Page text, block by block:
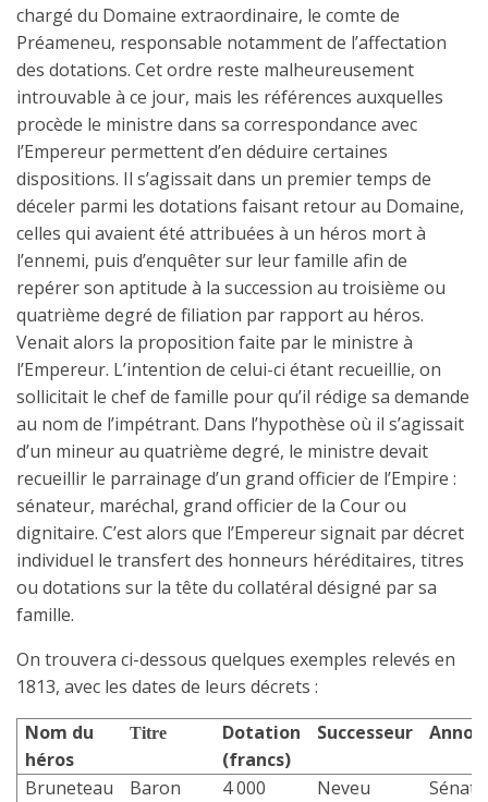
chargé du Domaine extraordinaire, le comte de
Préameneu, responsable notamment de l’affectation
des dotations. Cet ordre reste malheureusement
introuvable à ce jour, mais les références auxquelles
procède le ministre dans sa correspondance avec
l’Empereur permettent d’en déduire certaines
dispositions. Il s’agissait dans un premier temps de
déceler parmi les dotations faisant retour au Domaine,
celles qui avaient été attribuées à un héros mort à
l’ennemi, puis d’enquêter sur leur famille afin de
repérer son aptitude à la succession au troisième ou
quatrième degré de filiation par rapport au héros.
Venait alors la proposition faite par le ministre à
l’Empereur. L’intention de celui-ci étant recueillie, on
sollicitait le chef de famille pour qu’il rédige sa demande
au nom de l’impétrant. Dans l’hypothèse où il s’agissait
d’un mineur au quatrième degré, le ministre devait
recueillir le parrainage d’un grand officier de l’Empire :
sénateur, maréchal, grand officier de la Cour ou
dignitaire. C’est alors que l’Empereur signait par décret
individuel le transfert des honneurs héréditaires, titres
ou dotations sur la tête du collatéral désigné par sa
famille.
On trouvera ci-dessous quelques exemples relevés en
1813, avec les dates de leurs décrets :
Nom du
héros
Titre
Dotation
(francs)
Successeur
Bruneteau Baron 4 000 Neveu